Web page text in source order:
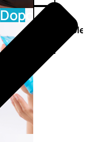
DoposoleDocce
doposole